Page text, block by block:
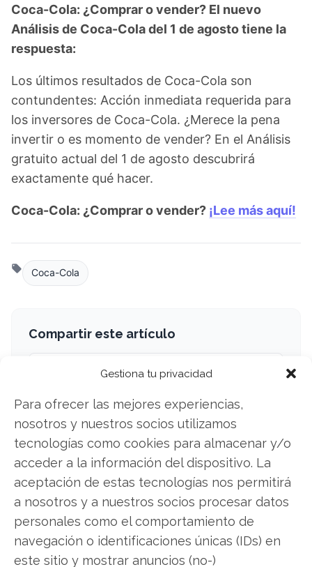
Gestiona tu privacidad
Para ofrecer las mejores experiencias,
nosotros y nuestros socios utilizamos
tecnologías como cookies para almacenar y/o
acceder a la información del dispositivo. La
aceptación de estas tecnologías nos permitirá
a nosotros y a nuestros socios procesar datos
personales como el comportamiento de
navegación o identificaciones únicas (IDs) en
este sitio y mostrar anuncios (no-)
Coca-Cola: ¿Comprar o vender? El nuevo
Análisis de Coca-Cola del 1 de agosto tiene la
respuesta:
Los últimos resultados de Coca-Cola son
contundentes: Acción inmediata requerida para
los inversores de Coca-Cola. ¿Merece la pena
invertir o es momento de vender? En el Análisis
gratuito actual del 1 de agosto descubrirá
exactamente qué hacer.
Coca-Cola: ¿Comprar o vender? ¡Lee más aquí!
Coca-Cola
Compartir este artículo
Twitter
Facebook
LinkedIn
Copiar enlace